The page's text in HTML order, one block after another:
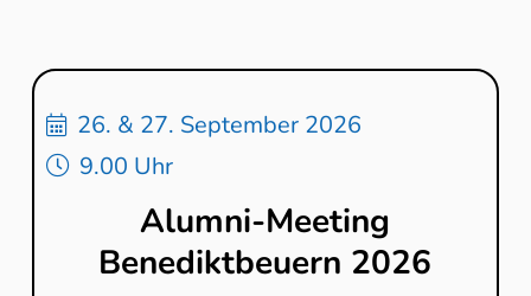
26. & 27. September 2026
9.00 Uhr
Alumni-Meeting
Benediktbeuern 2026